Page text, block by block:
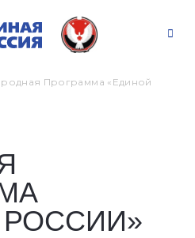
Программа «Единой